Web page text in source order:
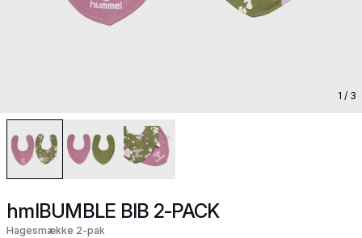
1 / 3
hmlBUMBLE BIB 2-PACK
Hagesmække 2-pak